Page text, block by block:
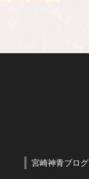
宮崎神青ブログ